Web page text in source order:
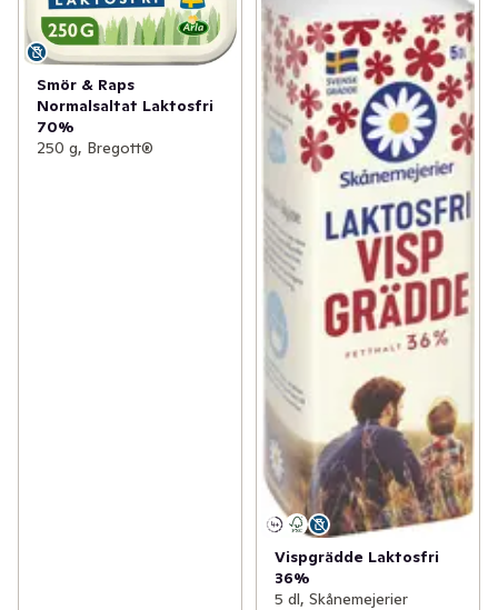
Smör & Raps
Normalsaltat Laktosfri
70%
250 g, Bregott®
Vispgrädde Laktosfri
36%
5 dl, Skånemejerier